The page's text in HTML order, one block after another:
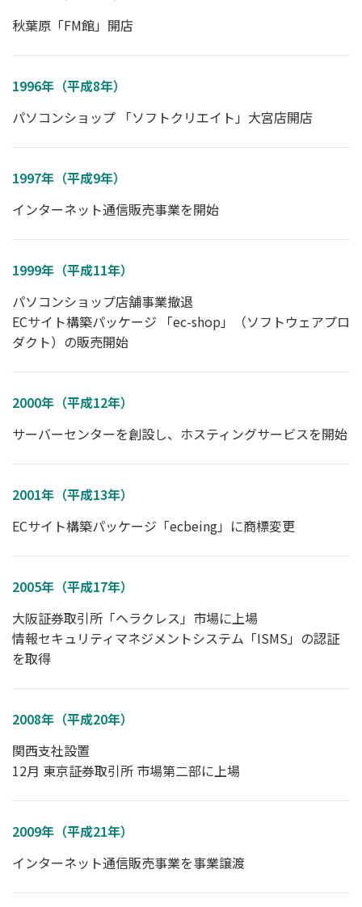
秋葉原「FM館」開店
1996年（平成8年）
パソコンショップ 「ソフトクリエイト」大宮店開店
1997年（平成9年）
インターネット通信販売事業を開始
1999年（平成11年）
パソコンショップ店舗事業撤退
ECサイト構築パッケージ 「ec-shop」（ソフトウェアプロ
ダクト）の販売開始
2000年（平成12年）
サーバーセンターを創設し、ホスティングサービスを開始
2001年（平成13年）
ECサイト構築パッケージ「ecbeing」に商標変更
2005年（平成17年）
大阪証券取引所「ヘラクレス」市場に上場
情報セキュリティマネジメントシステム「ISMS」の認証
を取得
2008年（平成20年）
関西支社設置
12月 東京証券取引所 市場第二部に上場
2009年（平成21年）
インターネット通信販売事業を事業譲渡